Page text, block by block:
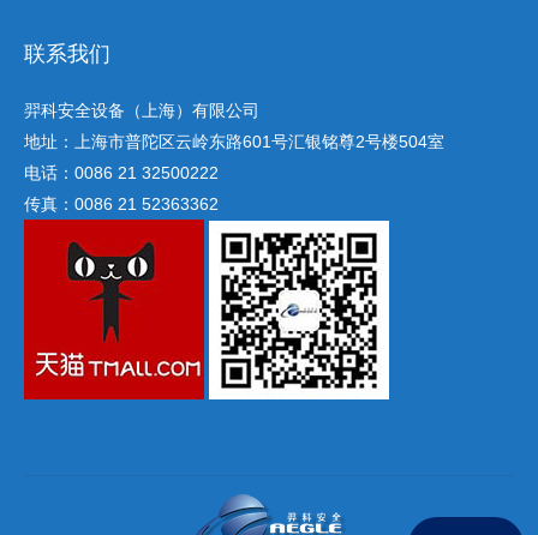
联系我们
羿科安全设备（上海）有限公司
地址：上海市普陀区云岭东路601号汇银铭尊2号楼504室
电话：0086 21 32500222
传真：0086 21 52363362